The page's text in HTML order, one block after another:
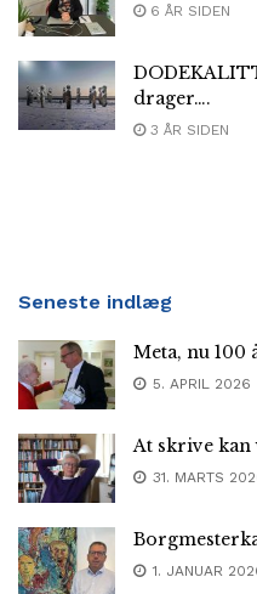
6 ÅR SIDEN
drager….
3 ÅR SIDEN
Seneste indlæg
Meta, nu 100
5. APRIL 2026
At skrive
31. MARTS
1. JANUAR